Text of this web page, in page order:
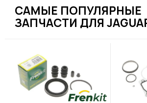
САМЫЕ ПОПУЛЯРНЫЕ
ЗАПЧАСТИ ДЛЯ